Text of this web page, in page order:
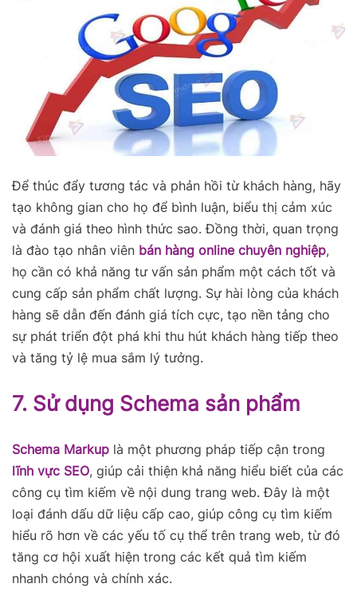
Để thúc đẩy tương tác và phản hồi từ khách hàng, hãy
tạo không gian cho họ để bình luận, biểu thị cảm xúc
và đánh giá theo hình thức sao. Đồng thời, quan trọng
là đào tạo nhân viên bán hàng online chuyên nghiệp,
họ cần có khả năng tư vấn sản phẩm một cách tốt và
cung cấp sản phẩm chất lượng. Sự hài lòng của khách
hàng sẽ dẫn đến đánh giá tích cực, tạo nền tảng cho
sự phát triển đột phá khi thu hút khách hàng tiếp theo
và tăng tỷ lệ mua sắm lý tưởng.
7. Sử dụng Schema sản phẩm
Schema Markup là một phương pháp tiếp cận trong
lĩnh vực SEO, giúp cải thiện khả năng hiểu biết của các
công cụ tìm kiếm về nội dung trang web. Đây là một
loại đánh dấu dữ liệu cấp cao, giúp công cụ tìm kiếm
hiểu rõ hơn về các yếu tố cụ thể trên trang web, từ đó
tăng cơ hội xuất hiện trong các kết quả tìm kiếm
nhanh chóng và chính xác.